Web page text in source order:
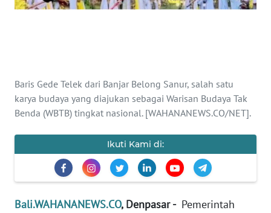
Baris Gede Telek dari Banjar Belong Sanur, salah satu
karya budaya yang diajukan sebagai Warisan Budaya Tak
Benda (WBTB) tingkat nasional. [WAHANANEWS.CO/NET].
Ikuti Kami di:
Bali.WAHANANEWS.CO, Denpasar - Pemerintah
INDEKS
INFO
IKLAN
KAMI
MEDIA